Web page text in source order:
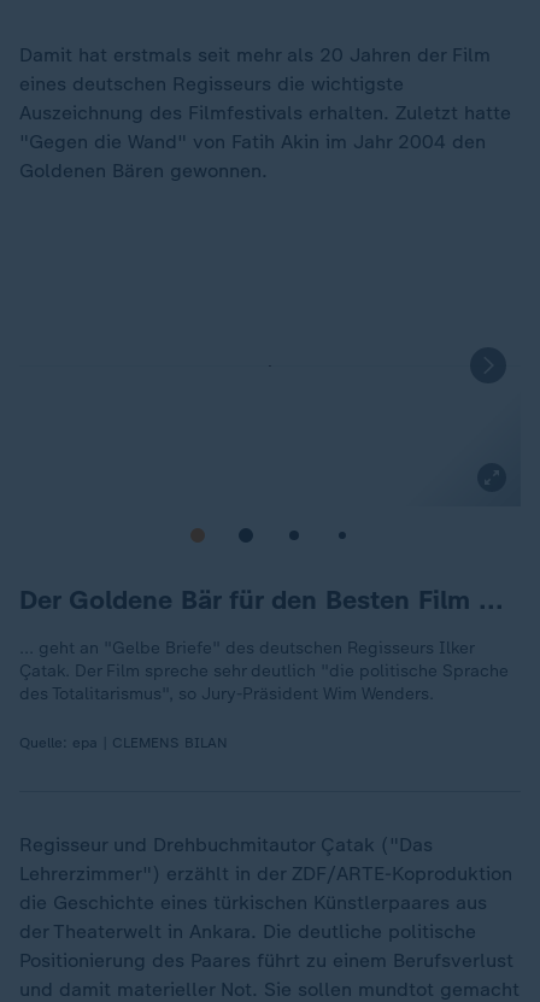
Damit hat erstmals seit mehr als 20 Jahren der Film
eines deutschen Regisseurs die wichtigste
Auszeichnung des Filmfestivals erhalten. Zuletzt hatte
"Gegen die Wand" von Fatih Akin im Jahr 2004 den
Goldenen Bären gewonnen.
Der Goldene Bär für den Besten Film ...
... geht an "Gelbe Briefe" des deutschen Regisseurs Ilker
Çatak. Der Film spreche sehr deutlich "die politische Sprache
des Totalitarismus", so Jury-Präsident Wim Wenders.
Quelle: epa | CLEMENS BILAN
Regisseur und Drehbuchmitautor Çatak ("Das
Lehrerzimmer") erzählt in der ZDF/ARTE-Koproduktion
die Geschichte eines türkischen Künstlerpaares aus
der Theaterwelt in Ankara. Die deutliche politische
Positionierung des Paares führt zu einem Berufsverlust
und damit materieller Not. Sie sollen mundtot gemacht